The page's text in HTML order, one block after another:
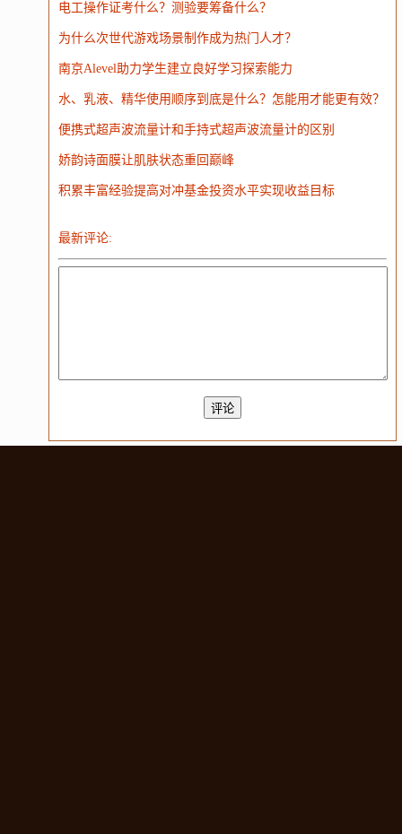
电子 娱乐 设计 摄影 nginx
WordPress HTTP 团建 数码电器
电工操作证考什么？测验要筹备什么？
为什么次世代游戏场景制作成为热门人才？
南京Alevel助力学生建立良好学习探索能力
水、乳液、精华使用顺序到底是什么？怎能用才能更有效？
便携式超声波流量计和手持式超声波流量计的区别
娇韵诗面膜让肌肤状态重回巅峰
积累丰富经验提高对冲基金投资水平实现收益目标
最新评论: